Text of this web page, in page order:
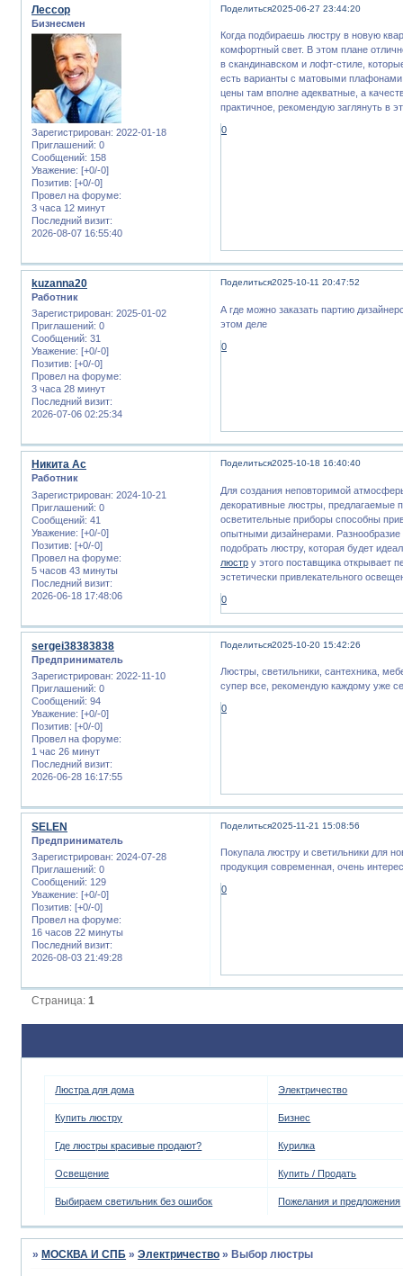
Поделиться2025-06-27 23:44:20
Лессор
Бизнесмен
Зарегистрирован: 2022-01-18
Приглашений: 0
Сообщений: 158
Уважение: [+0/-0]
Позитив: [+0/-0]
Провел на форуме:
3 часа 12 минут
Последний визит:
2026-08-07 16:55:40
Когда подбираешь люстру в новую
комфортный свет. В этом плане
в скандинавском и лофт-стиле,
есть варианты с матовыми
цены там вполне адекватные, а
практичное, рекомендую заглянуть в
0
Поделиться2025-10-11 20:47:52
kuzanna20
Работник
Зарегистрирован: 2025-01-02
Приглашений: 0
Сообщений: 31
Уважение: [+0/-0]
Позитив: [+0/-0]
Провел на форуме:
3 часа 28 минут
Последний визит:
2026-07-06 02:25:34
А где можно заказать партию
этом деле
0
Поделиться2025-10-18 16:40:40
Никита Ас
Работник
Зарегистрирован: 2024-10-21
Приглашений: 0
Сообщений: 41
Уважение: [+0/-0]
Позитив: [+0/-0]
Провел на форуме:
5 часов 43 минуты
Последний визит:
2026-06-18 17:48:06
Для создания неповторимой
декоративные люстры, предлагаемые
осветительные приборы способны
опытными дизайнерами.
подобрать люстру, которая будет
люстр у этого поставщика открывает
эстетически привлекательного
0
Поделиться2025-10-20 15:42:26
sergei38383838
Предприниматель
Зарегистрирован: 2022-11-10
Приглашений: 0
Сообщений: 94
Уважение: [+0/-0]
Позитив: [+0/-0]
Провел на форуме:
1 час 26 минут
Последний визит:
2026-06-28 16:17:55
Люстры, светильники, сантехника,
супер все, рекомендую каждому уже
0
Поделиться2025-11-21 15:08:56
SELEN
Предприниматель
Зарегистрирован: 2024-07-28
Приглашений: 0
Сообщений: 129
Уважение: [+0/-0]
Позитив: [+0/-0]
Провел на форуме:
16 часов 22 минуты
Последний визит:
2026-08-03 21:49:28
Покупала люстру и светильники для
продукция современная, очень
0
Страница:1
Люстра для дома Электричество
Купить люстру Бизнес
Где люстры красивые продают? Курилка
Освещение Купить / Продать
Выбираем светильник без ошибок Пожелания и предложения
»МОСКВА И СПБ »Электричество »Выбор люстры